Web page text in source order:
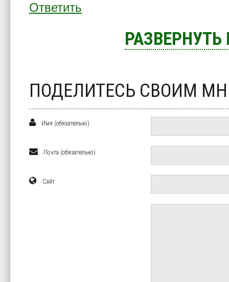
Ответить
ПОДЕЛИТЕСЬ СВОИМ
Имя (обязательно)
Почта (обязательно)
Сайт